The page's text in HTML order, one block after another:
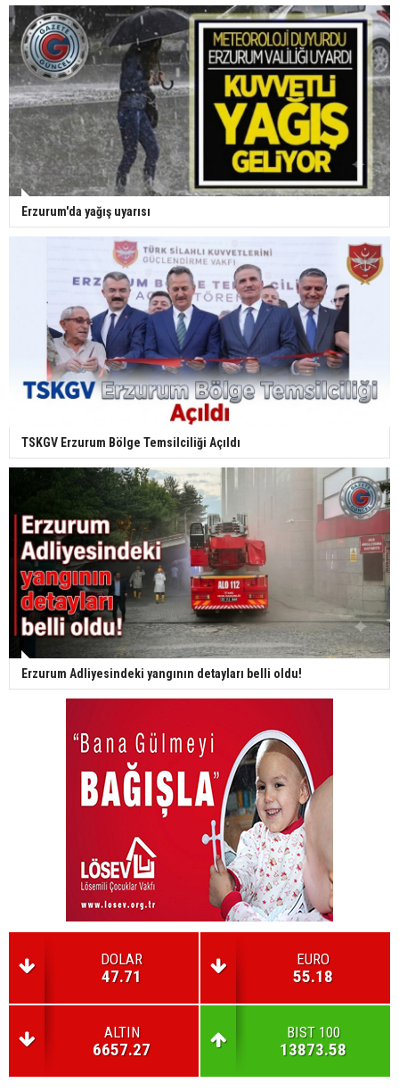
Erzurum'da yağış uyarısı
TSKGV Erzurum Bölge Temsilciliği Açıldı
Erzurum Adliyesindeki yangının detayları belli oldu!
DOLAR
47.71
EURO
55.18
ALTIN
6657.27
BIST 100
13873.58